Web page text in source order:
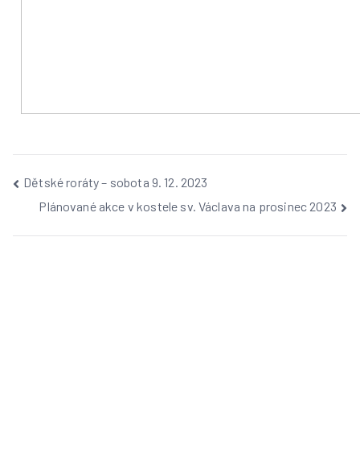
Dětské roráty – sobota 9. 12. 2023
Plánované akce v kostele sv. Václava na prosinec 2023